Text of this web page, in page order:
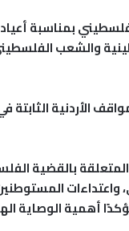
بمناسبة
والشعب
الأردنية
بالقضية
واعتداءات
أهمية الوصاية